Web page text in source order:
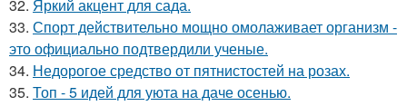
32. Яркий акцент для сада.
33. Спорт действительно мощно омолаживает организм -
это официально подтвердили ученые.
34. Недорогое средство от пятнистостей на розах.
35. Топ - 5 идей для уюта на даче осенью.